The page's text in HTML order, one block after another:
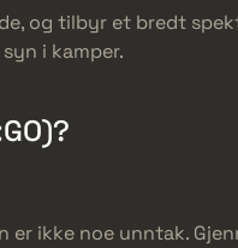
og tilbyr et bredt
i kamper.
er ikke noe unntak.